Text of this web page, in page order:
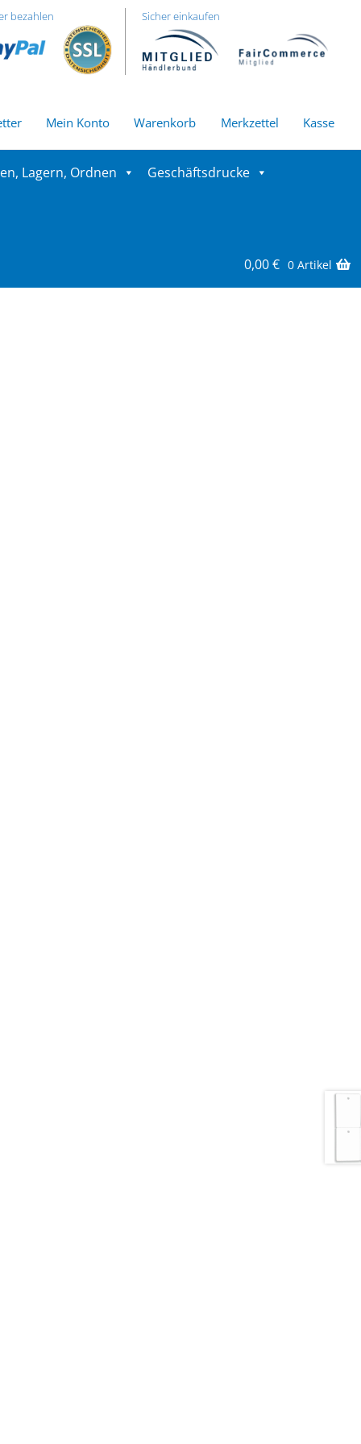
bezahlen Sicher einkaufen
Mein Konto Warenkorb Merkzettel Kasse
Lagern, Ordnen Geschäftsdrucke
0,00€ 0 Artikel